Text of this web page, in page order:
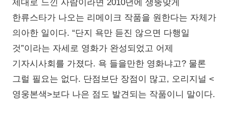
제대로 느낀 사람이라면 2010년에 생뚱맞게
한류스타가 나오는 리메이크 작품을 원한다는 자체가
의아한 일이다. “단지 욕만 듣진 않으면 다행일
것”이라는 자세로 영화가 완성되었고 어제
기자시사회를 가졌다. 욕 들을만한 영화냐고? 물론
그럴 필요는 없다. 단점보단 장점이 많고, 오리지널 <
영웅본색>보다 나은 점도 발견되는 작품이니 말이다.